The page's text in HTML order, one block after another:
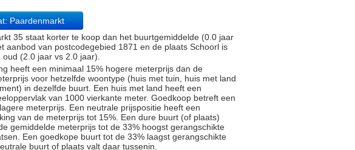
Paardenmarkt
35 staat korter te koop dan het buurtgemiddelde (0.0 jaar
aanbod van postcodegebied 1871 en de plaats Schoorl is
(2.0 jaar vs 2.0 jaar).
heeft een minimaal 15% hogere meterprijs dan de
voor hetzelfde woontype (huis met tuin, huis met land
in dezelfde buurt. Een huis met land heeft een
van 1000 vierkante meter. Goedkoop betreft een
meterprijs. Een neutrale prijspositie heeft een
van de meterprijs tot 15%. Een dure buurt (of plaats)
gemiddelde meterprijs tot de 33% hoogst gerangschikte
Een goedkope buurt tot de 33% laagst gerangschikte
buurt of plaats valt daar tussenin.